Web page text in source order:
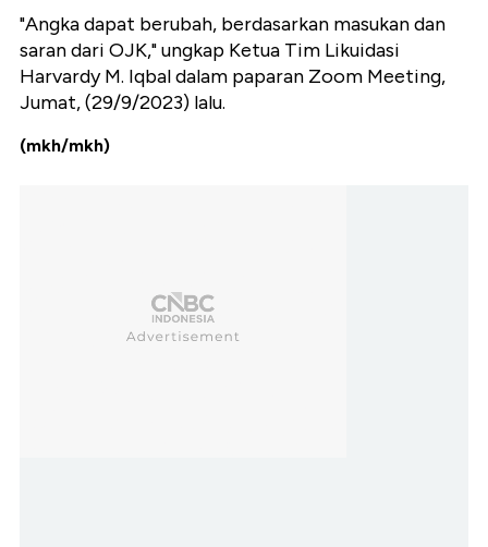
"Angka dapat berubah, berdasarkan masukan dan
saran dari OJK," ungkap Ketua Tim Likuidasi
Harvardy M. Iqbal dalam paparan Zoom Meeting,
Jumat, (29/9/2023) lalu.
(mkh/mkh)